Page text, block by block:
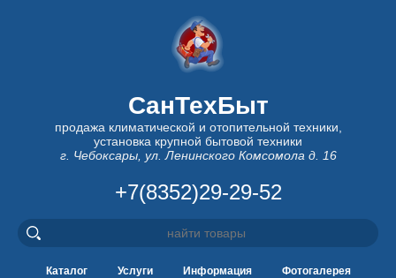
СанТехБыт
продажа климатической и отопительной техники,
установка крупной бытовой техники
г. Чебоксары, ул. Ленинского Комсомола д. 16
+7(8352)29-29-52
Каталог Услуги Информация Фотогалерея